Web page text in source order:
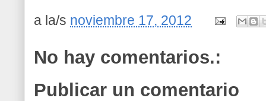
a la/s noviembre 17, 2012
No hay comentarios.:
Publicar un comentario